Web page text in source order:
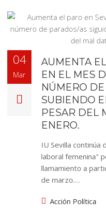
04
Mar
AUMENTA
EN EL MES
NÚMERO
SUBIENDO
PESAR DEL
ENERO.
IU Sevilla continúa
laboral femenina"
llamamiento a
de marzo.…
Acción Política